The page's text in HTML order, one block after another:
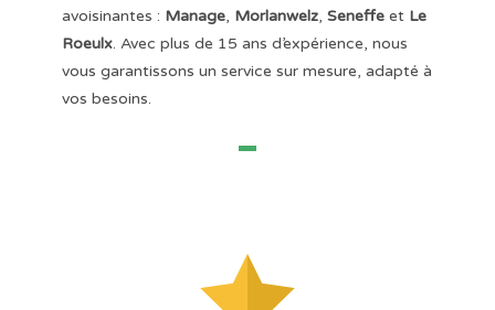
avoisinantes : Manage, Morlanwelz, Seneffe et Le
Roeulx. Avec plus de 15 ans d’expérience, nous
vous garantissons un service sur mesure, adapté à
vos besoins.